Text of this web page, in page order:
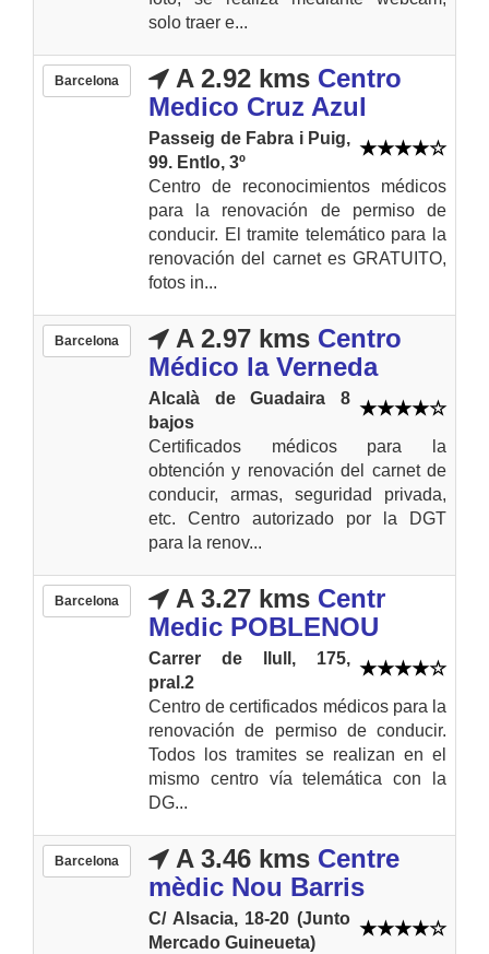
solo traer e...
Barcelona A 2.92 kms Centro
Medico Cruz Azul
Passeig de Fabra i Puig,
99. Entlo, 3º
Centro de reconocimientos médicos
para la renovación de permiso de
conducir. El tramite telemático para la
renovación del carnet es GRATUITO,
fotos in...
Barcelona A 2.97 kms Centro
Médico la Verneda
Alcalà de Guadaira 8
bajos
Certificados médicos para la
obtención y renovación del carnet de
conducir, armas, seguridad privada,
etc. Centro autorizado por la DGT
para la renov...
Barcelona A 3.27 kms Centr
Medic POBLENOU
Carrer de llull, 175,
pral.2
Centro de certificados médicos para la
renovación de permiso de conducir.
Todos los tramites se realizan en el
mismo centro vía telemática con la
DG...
Barcelona A 3.46 kms Centre
mèdic Nou Barris
C/ Alsacia, 18-20 (Junto
Mercado Guineueta)